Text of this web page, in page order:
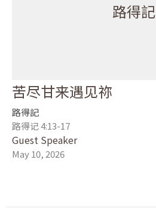
路得記
苦尽甘来遇见祢
路得記
路得记 4:13-17
Guest Speaker
May 10, 2026